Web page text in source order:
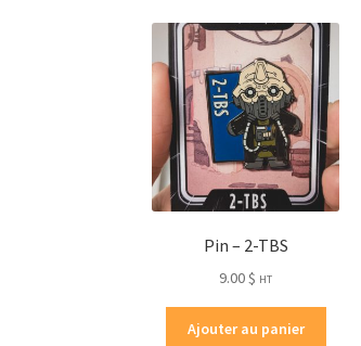
Pin – 2-TBS
9.00$ HT
Ajouter au panier